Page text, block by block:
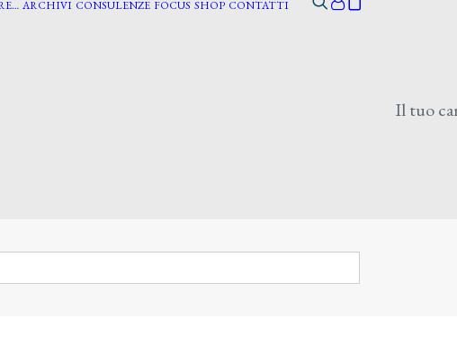
ARCHIVI CONSULENZE FOCUS SHOP CONTATTI
Il tuo